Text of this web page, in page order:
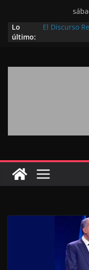
Lo
último:
El Discurso
Extranjero: al
Marruecos
destinada a
en una
marroquí-